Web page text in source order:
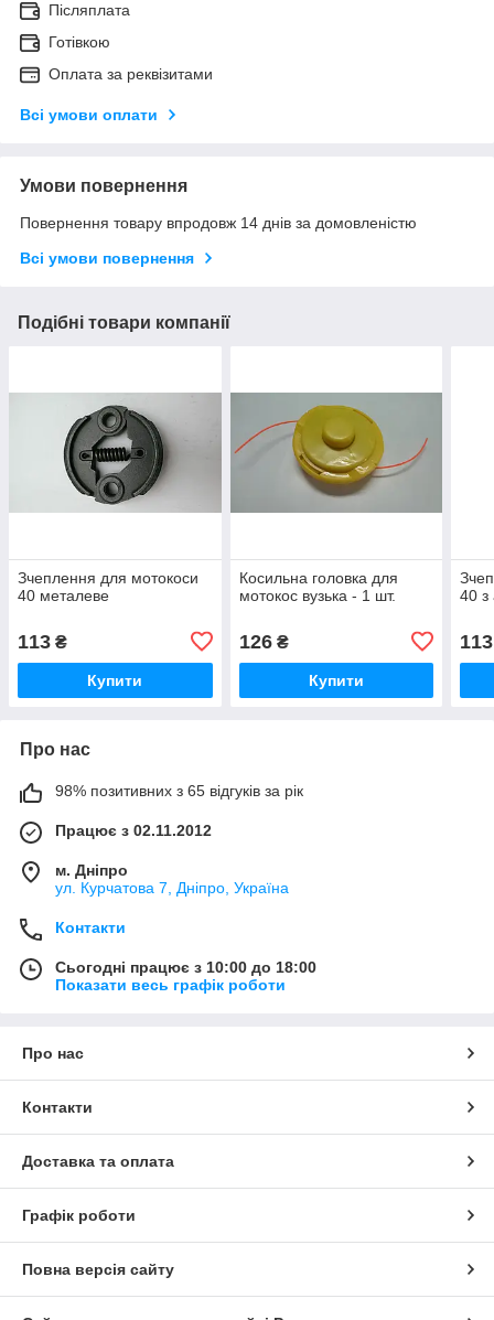
Післяплата
Готівкою
Оплата за реквізитами
Всі умови оплати
Умови повернення
Повернення товару впродовж 14 днів за домовленістю
Всі умови повернення
Подібні товари компанії
Зчеплення для мотокоси
40 металеве
113 ₴
Купити
Косильна головка для
мотокос вузька - 1 шт.
126₴
Купити
40 з
113
Про нас
98% позитивних з 65 відгуків за рік
Працює з 02.11.2012
м. Дніпро
ул. Курчатова 7, Дніпро, Україна
Контакти
Сьогодні працює з 10:00 до 18:00
Показати весь графік роботи
Про нас
Контакти
Доставка та оплата
Графік роботи
Повна версія сайту